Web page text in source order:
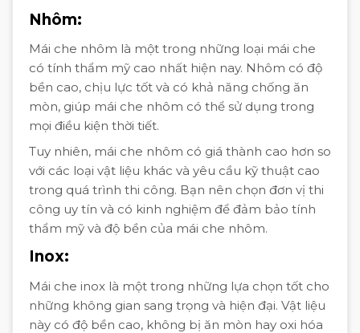
Nhôm:
Mái che nhôm là một trong những loại mái che
có tính thẩm mỹ cao nhất hiện nay. Nhôm có độ
bền cao, chịu lực tốt và có khả năng chống ăn
mòn, giúp mái che nhôm có thể sử dụng trong
mọi điều kiện thời tiết.
Tuy nhiên, mái che nhôm có giá thành cao hơn so
với các loại vật liệu khác và yêu cầu kỹ thuật cao
trong quá trình thi công. Bạn nên chọn đơn vị thi
công uy tín và có kinh nghiệm để đảm bảo tính
thẩm mỹ và độ bền của mái che nhôm.
Inox:
Mái che inox là một trong những lựa chọn tốt cho
những không gian sang trọng và hiện đại. Vật liệu
này có độ bền cao, không bị ăn mòn hay oxi hóa